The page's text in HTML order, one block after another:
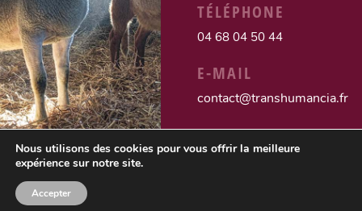
TÉLÉPHONE
04 68 04 50 44
E-MAIL
contact@transhumancia.fr
Nous utilisons des cookies pour vous offrir la meilleure
expérience sur notre site.
Accepter